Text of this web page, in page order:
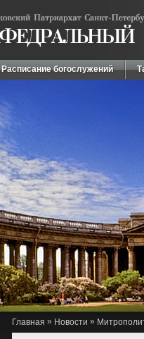
Расписание богослужений
Главная » Новости »